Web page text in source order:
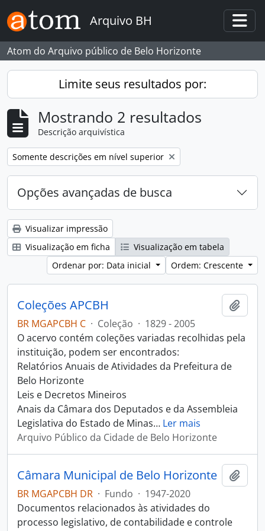
Skip to main content
Arquivo BH
Atom do Arquivo público de Belo Horizonte
Limite seus resultados por:
Mostrando 2 resultados
Descrição arquivística
Remover filtro:
Somente descrições em nível superior
Opções avançadas de busca
Visualizar impressão
Visualização em ficha
Visualização em tabela
Ordenar por: Data inicial
Ordem: Crescente
Coleções APCBH
BR MGAPCBH C · Coleção · 1829 - 2005
O acervo contém coleções variadas recolhidas pela
instituição, podem ser encontrados:
Relatórios Anuais de Atividades da Prefeitura de
Belo Horizonte
Leis e Decretos Mineiros
Anais da Câmara dos Deputados e da Assembleia
Legislativa do Estado de Minas… Ler mais
Arquivo Público da Cidade de Belo Horizonte
Câmara Municipal de Belo Horizonte
BR MGAPCBH DR · Fundo · 1947-2020
Documentos relacionados às atividades do
processo legislativo, de contabilidade e controle